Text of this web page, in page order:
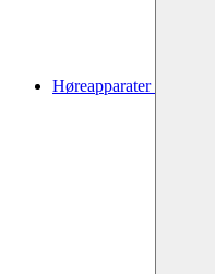
Høreapparater